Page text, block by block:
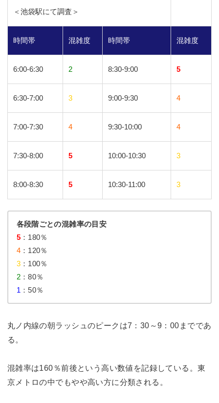
＜池袋駅にて調査＞
時間帯 混雑度 時間帯 混雑度
6:00-6:30 2 8:30-9:00 5
6:30-7:00 3 9:00-9:30 4
7:00-7:30 4 9:30-10:00 4
7:30-8:00 5 10:00-10:30 3
8:00-8:30 5 10:30-11:00 3
各段階ごとの混雑率の目安
5：180％
4：120％
3：100％
2：80％
1 ：50％
丸ノ内線の朝ラッシュのピークは7：30～9：00までであ
る。
混雑率は160％前後という高い数値を記録している。東
京メトロの中でもやや高い方に分類される。